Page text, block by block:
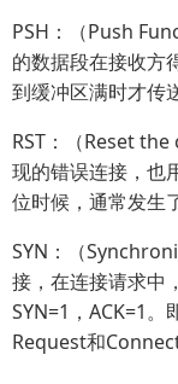
PSH：（Push
的数据段在接收方
到缓冲区满时才传送
RST：（Reset
现的错误连接，也
位时候，通常发生
SYN：（
接，在连接请求中
SYN=1，ACK=1
Request和